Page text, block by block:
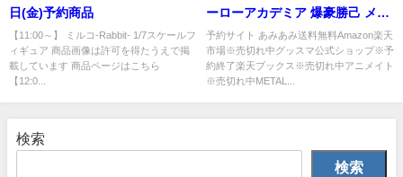
日(金)予約商品
【11:00～】 ミルコ-Rabbit- 1/7スケールフ
ィギュア 商品画像は許可を得たうえで掲
載しています 商品ページはこちら
【12:0...
ーローアカデミア 爆豪勝己 メタ
リックVer. 1/4 完成品フィギュア
予約サイト あみあみ送料無料Amazon楽天
市場※売切れ中グッスマ公式ショップ※予
約終了楽天ブックス※売切れ中アニメイト
※売切れ中METAL...
検索
検索